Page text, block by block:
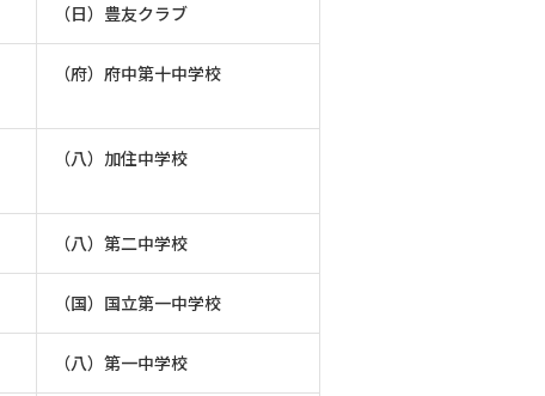
（日）豊友クラブ
（府）府中第十中学校
（八）加住中学校
（八）第二中学校
（国）国立第一中学校
（八）第一中学校